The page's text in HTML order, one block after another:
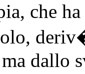
che
dallo